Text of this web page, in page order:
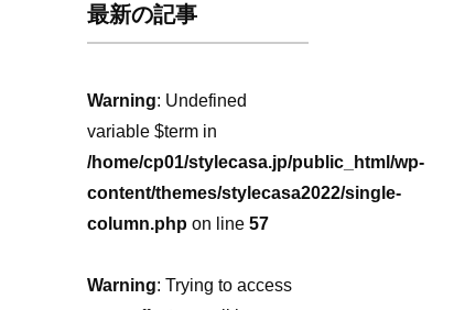
最新の記事
Warning: Undefined
variable $term in
/home/cp01/stylecasa.jp/public_html/wp-
content/themes/stylecasa2022/single-
column.php on line 57
Warning: Trying to access